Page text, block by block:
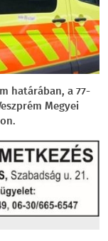
határában, a 77-
Megyei